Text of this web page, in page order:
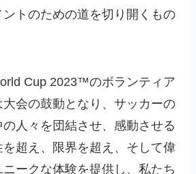
トのための道を切り開くもの
Cup 2023™のボランティア
大会の鼓動となり、サッカーの
人々を団結させ、感動させる
超え、限界を超え、そして偉
ークな体験を提供し、私たち